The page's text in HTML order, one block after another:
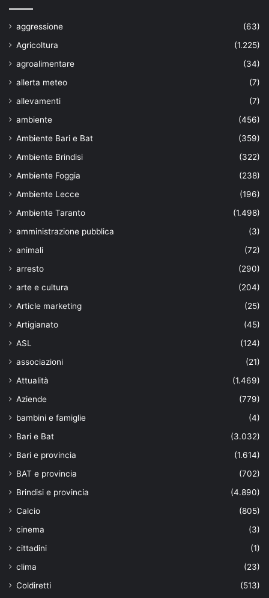
aggressione
(63)
Agricoltura
(1.225)
agroalimentare
(34)
allerta meteo
(7)
allevamenti
(7)
ambiente
(456)
Ambiente Bari e Bat
(359)
Ambiente Brindisi
(322)
Ambiente Foggia
(238)
Ambiente Lecce
(196)
Ambiente Taranto
(1.498)
amministrazione pubblica
(3)
animali
(72)
arresto
(290)
arte e cultura
(204)
Article marketing
(25)
Artigianato
(45)
ASL
(124)
associazioni
(21)
Attualità
(1.469)
Aziende
(779)
bambini e famiglie
(4)
Bari e Bat
(3.032)
Bari e provincia
(1.614)
BAT e provincia
(702)
Brindisi e provincia
(4.890)
Calcio
(805)
cinema
(3)
cittadini
(1)
clima
(23)
Coldiretti
(513)